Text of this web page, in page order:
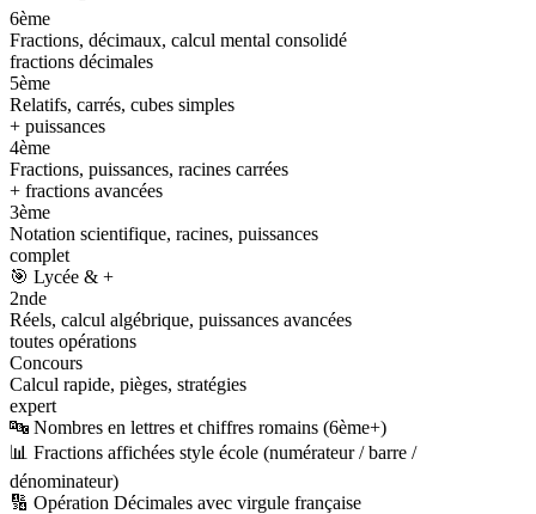
6ème
Fractions, décimaux, calcul mental consolidé
fractions décimales
5ème
Relatifs, carrés, cubes simples
+ puissances
4ème
Fractions, puissances, racines carrées
+ fractions avancées
3ème
Notation scientifique, racines, puissances
complet
🎯 Lycée & +
2nde
Réels, calcul algébrique, puissances avancées
toutes opérations
Concours
Calcul rapide, pièges, stratégies
expert
🔤 Nombres en lettres et chiffres romains (6ème+)
📊 Fractions affichées style école (numérateur / barre /
dénominateur)
🔢 Opération Décimales avec virgule française